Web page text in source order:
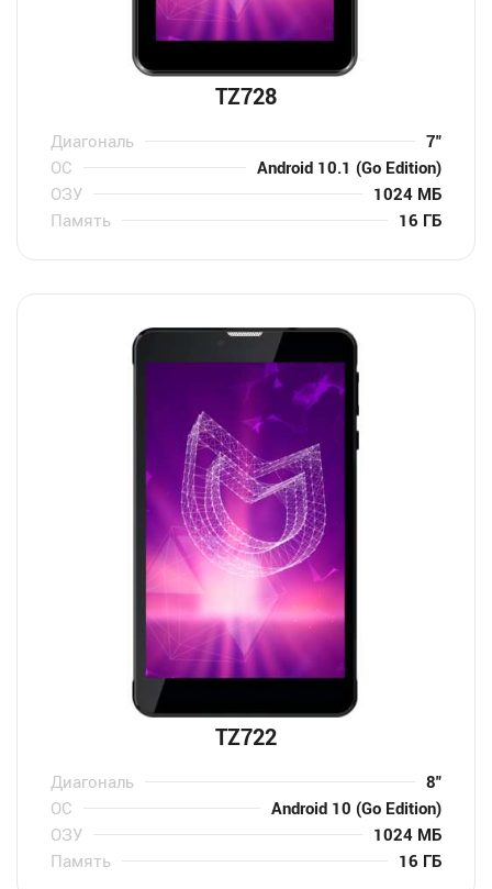
TZ728
Диагональ
7″
ОС
Android 10.1 (Go Edition)
ОЗУ
1024 МБ
Память
16 ГБ
TZ722
Диагональ
8″
ОС
Android 10 (Go Edition)
ОЗУ
1024 МБ
Память
16 ГБ